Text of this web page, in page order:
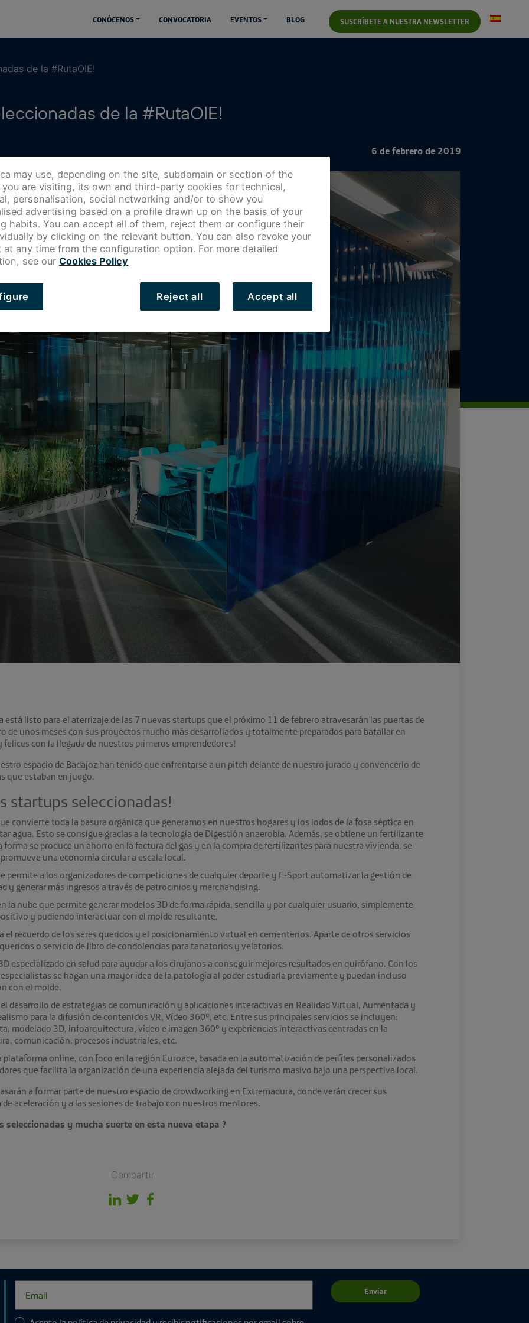
CONÓCENOS CONVOCATORIA EVENTOS BLOG SUSCRÍBETE A NUESTRA NEWSLETTER
de la #RutaOIE!
de la #RutaOIE!
6 de febrero de 2019
listo para el aterrizaje de las 7 nuevas startups que el próximo 11 de febrero atravesarán las puertas de
de unos meses con sus proyectos mucho más desarrollados y totalmente preparados para batallar en
con la llegada de nuestros primeros emprendedores!
espacio de Badajoz han tenido que enfrentarse a un pitch delante de nuestro jurado y convencerlo de
que estaban en juego.
startups seleccionadas!
convierte toda la basura orgánica que generamos en nuestros hogares y los lodos de la fosa séptica en
agua. Esto se consigue gracias a la tecnología de Digestión anaerobia. Además, se obtiene un fertilizante
forma se produce un ahorro en la factura del gas y en la compra de fertilizantes para nuestra vivienda, se
una economía circular a escala local.
permite a los organizadores de competiciones de cualquier deporte y E-Sport automatizar la gestión de
y generar más ingresos a través de patrocinios y merchandising.
la nube que permite generar modelos 3D de forma rápida, sencilla y por cualquier usuario, simplemente
y pudiendo interactuar con el molde resultante.
el recuerdo de los seres queridos y el posicionamiento virtual en cementerios. Aparte de otros servicios
o servicio de libro de condolencias para tanatorios y velatorios.
especializado en salud para ayudar a los cirujanos a conseguir mejores resultados en quirófano. Con los
se hagan una mayor idea de la patología al poder estudiarla previamente y puedan incluso
con el molde.
desarrollo de estrategias de comunicación y aplicaciones interactivas en Realidad Virtual, Aumentada y
para la difusión de contenidos VR, Vídeo 360º, etc. Entre sus principales servicios se incluyen:
modelado 3D, infoarquitectura, vídeo e imagen 360º y experiencias interactivas centradas en la
comunicación, procesos industriales, etc.
online, con foco en la región Euroace, basada en la automatización de perfiles personalizados
que facilita la organización de una experiencia alejada del turismo masivo bajo una perspectiva local.
a formar parte de nuestro espacio de crowdworking en Extremadura, donde verán crecer sus
aceleración y a las sesiones de trabajo con nuestros mentores.
seleccionadas y mucha suerte en esta nueva etapa ?
Compartir
Enviar
may use, depending on the site, subdomain or section of the
are visiting, its own and third-party cookies for technical,
personalisation, social networking and/or to show you
advertising based on a profile drawn up on the basis of your
habits. You can accept all of them, reject them or configure their
by clicking on the relevant button. You can also revoke your
at any time from the configuration option. For more detailed
see our Cookies Policy
Reject all Accept all